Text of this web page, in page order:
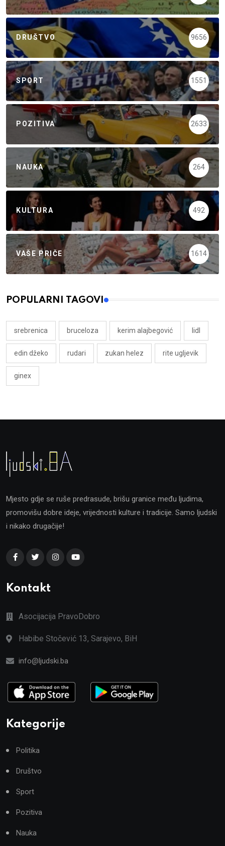
DRUŠTVO 9656
SPORT 1551
POZITIVA 2633
NAUKA 264
KULTURA 492
VAŠE PRIČE 1614
POPULARNI TAGOVI
srebrenica bruceloza kerim alajbegović lidl
edin džeko rudari zukan helez rite ugljevik
ginex
Mjesto gdje se ruše predrasude, brišu granice među ljudima,
promovišu dobre ideje, vrijednosti kulture i tradicije. Samo ljudski
i nikako drugačije!
Kontakt
Asocijacija PravoDobro
Habibe Stočević 13, Sarajevo, BiH
info@ljudski.ba
Kategorije
Politika
Društvo
Sport
Pozitiva
Nauka